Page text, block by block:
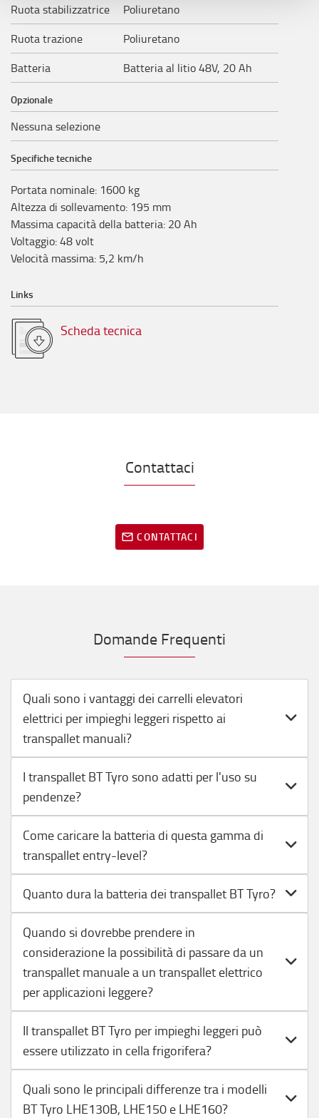
riportati. Puoi avere maggiori dettagli visionando
l’Informativa estesa cookie. La chiusura del presente
banner comporterà il permanere dei soli cookie tecnici ed
analytics, per i quali non occorre il tuo consenso. Potrai
comunque modificare le tue scelte in qualsiasi momento,
Ruota stabilizzatrice
Poliuretano
Ruota trazione
Poliuretano
Batteria
Batteria al litio 48V, 20 Ah
Opzionale
Nessuna selezione
Specifiche tecniche
Portata nominale: 1600 kg
Altezza di sollevamento: 195 mm
Massima capacità della batteria: 20Ah
Voltaggio:48volt
Velocità massima: 5,2 km/h
Links
Scheda tecnica
Contattaci
CONTATTACI
Domande Frequenti
Quali sono i vantaggi dei carrelli elevatori
elettrici per impieghi leggeri rispetto ai
transpallet manuali?
I transpallet BT Tyro sono adatti per l'uso su
pendenze?
Come caricare la batteria di questa gamma di
transpallet entry-level?
Quanto dura la batteria dei transpallet BT Tyro?
Quando si dovrebbe prendere in
considerazione la possibilità di passare da un
transpallet manuale a un transpallet elettrico
per applicazioni leggere?
Il transpallet BT Tyro per impieghi leggeri può
essere utilizzato in cella frigorifera?
Quali sono le principali differenze tra i modelli
BT Tyro LHE130B, LHE150 e LHE160?